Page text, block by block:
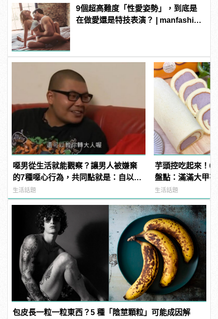
9個超高難度「性愛姿勢」，到底是
在做愛還是特技表演？ | manfashion
噁男從生活就能觀察？讓男人被嫌棄
的7種噁心行為，共同點就是：自以為
幽默！ | manfashion這樣變型男
生活話題
芋頭控吃起來！6
盤點：滿滿大甲
生活話題
包皮長一粒一粒東西？5 種「陰莖顆粒」可能成因解